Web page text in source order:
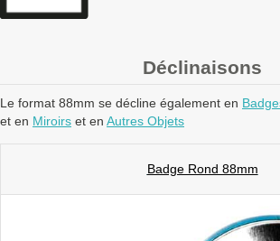
Déclinaisons
Le format 88mm se décline également en
et en Miroirs et en Autres Objets
Badge Rond 88mm